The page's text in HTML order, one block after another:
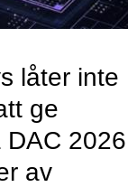
låter inte
ge
DAC 2026
av